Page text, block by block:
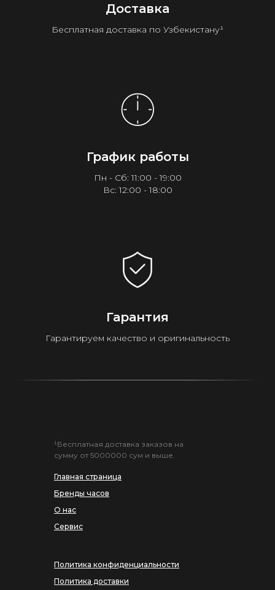
Доставка
Бесплатная доставка по Узбекистану¹
График работы
Пн - Сб: 11:00 - 19:00
Вс: 12:00 - 18:00
Гарантия
Гарантируем качество и оригинальность
Главная страница
Бренды часов
О нас
Сервис
¹Бесплатная доставка заказов на
сумму от 5000000 сум и выше.
Политика конфиденциальности
Политика доставки